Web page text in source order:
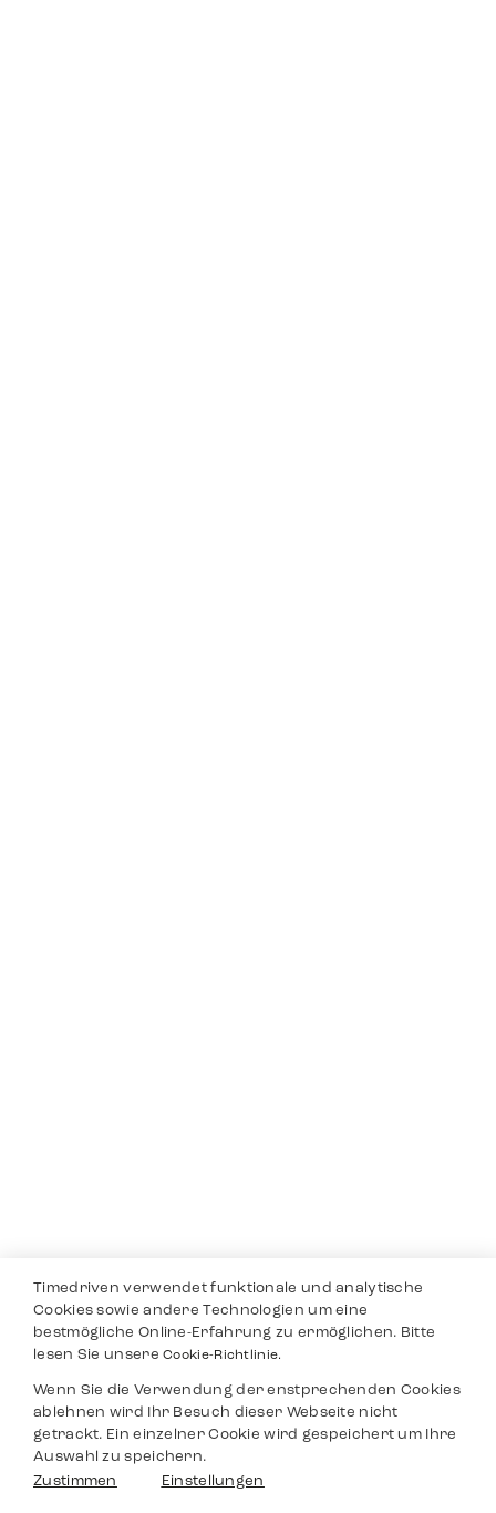
Timedriven verwendet funktionale und analytische
Cookies sowie andere Technologien um eine
bestmögliche Online-Erfahrung zu ermöglichen. Bitte
lesen Sie unsereCookie-Richtlinie.
Wenn Sie die Verwendung der enstprechenden Cookies
ablehnen wird Ihr Besuch dieser Webseite nicht
getrackt. Ein einzelner Cookie wird gespeichert um Ihre
Auswahl zu speichern.
Zustimmen
Einstellungen